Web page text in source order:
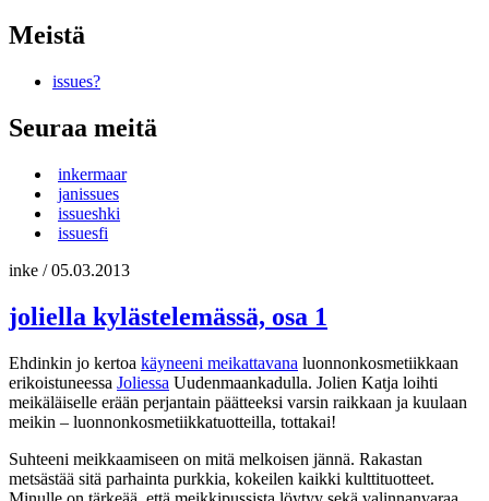
Meistä
issues?
Seuraa meitä
inkermaar
janissues
issueshki
issuesfi
inke /05.03.2013
joliella kylästelemässä, osa 1
Ehdinkin jo kertoa käyneeni meikattavana luonnonkosmetiikkaan
erikoistuneessa Joliessa Uudenmaankadulla. Jolien Katja loihti
meikäläiselle erään perjantain päätteeksi varsin raikkaan ja kuulaan
meikin – luonnonkosmetiikkatuotteilla, tottakai!
Suhteeni meikkaamiseen on mitä melkoisen jännä. Rakastan
metsästää sitä parhainta purkkia, kokeilen kaikki kulttituotteet.